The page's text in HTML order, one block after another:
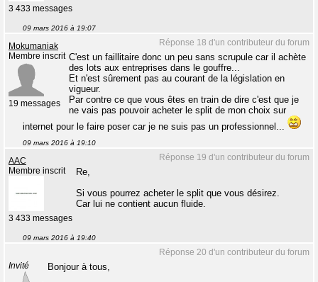
3 433 messages
09 mars 2016 à 19:07
Réponse 18 d'un contributeur du forum
Mokumaniak
Membre inscrit
19 messages
C'est un faillitaire donc un peu sans scrupule car il achète
des lots aux entreprises dans le gouffre...
Et n'est sûrement pas au courant de la législation en
vigueur.
Par contre ce que vous êtes en train de dire c'est que je
ne vais pas pouvoir acheter le split de mon choix sur
internet pour le faire poser car je ne suis pas un professionnel...
09 mars 2016 à 19:10
Réponse 19 d'un contributeur du forum
AAC
Membre inscrit
3 433 messages
Re,
Si vous pourrez acheter le split que vous désirez.
Car lui ne contient aucun fluide.
09 mars 2016 à 19:40
Réponse 20 d'un contributeur du forum
Invité
Bonjour à tous,